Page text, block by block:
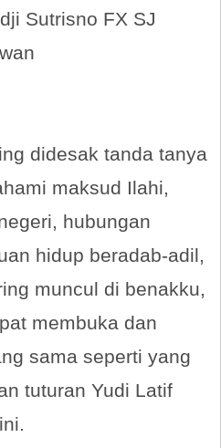
Sutrisno FX SJ
didesak tanda tanya
maksud Ilahi,
hubungan
hidup beradab-adil,
muncul di benakku,
membuka dan
sama seperti yang
tuturan Yudi Latif